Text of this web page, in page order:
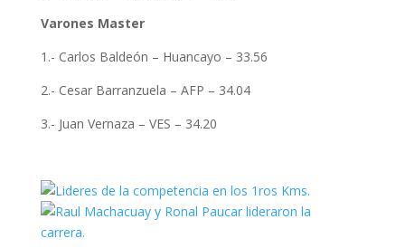
Varones Master
1.- Carlos Baldeón – Huancayo – 33.56
2.- Cesar Barranzuela – AFP – 34.04
3.- Juan Vernaza – VES – 34.20